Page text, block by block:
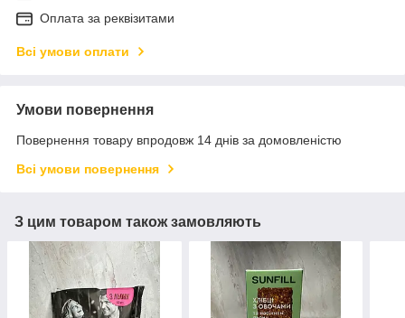
Оплата за реквізитами
Всі умови оплати
Умови повернення
Повернення товару впродовж 14 днів за домовленістю
Всі умови повернення
З цим товаром також замовляють